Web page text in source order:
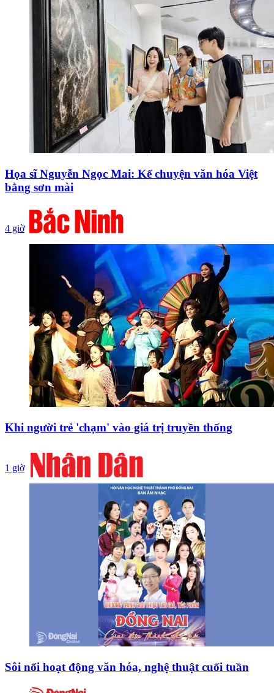
Họa sĩ Nguyễn Ngọc Mai: Kể chuyện văn hóa Việt
bằng sơn mài
4 giờ
Khi người trẻ 'chạm' vào giá trị truyền thống
1 giờ
Sôi nổi hoạt động văn hóa, nghệ thuật cuối tuần